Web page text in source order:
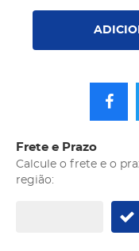
Frete e Prazo
Calcule o frete e o
região: